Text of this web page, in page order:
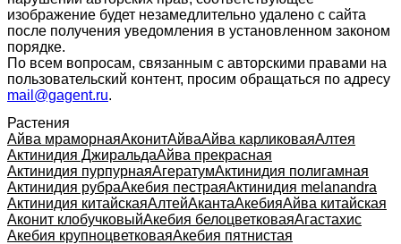
изображение будет незамедлительно удалено с сайта
после получения уведомления в установленном законом
порядке.
По всем вопросам, связанным с авторскими правами на
пользовательский контент, просим обращаться по адресу
mail@gagent.ru.
Растения
Айва мраморнаяАконитАйваАйва карликоваяАлтея
Актинидия ДжиральдаАйва прекрасная
Актинидия пурпурнаяАгератумАктинидия полигамная
Актинидия рубраАкебия пестраяАктинидия melanandra
Актинидия китайскаяАлтейАкантаАкебияАйва китайская
Аконит клобучковыйАкебия белоцветковаяАгастахис
Акебия крупноцветковаяАкебия пятнистая